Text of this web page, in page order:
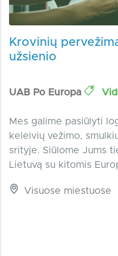
Krovinių
užsienio
UAB Po Europa
Mes galime pasiūlyti
keleivių vežimo,
srityje. Siūlome Jums
Lietuvą su kitomis
Visuose miestuose